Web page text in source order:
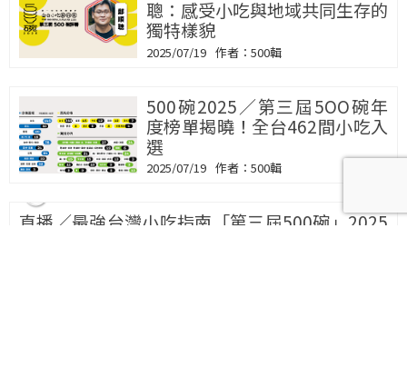
聰：感受小吃與地域共同生存的
獨特樣貌
2025/07/19 500輯
500碗2025／第三屆5OO碗年
度榜單揭曉！全台462間小吃入
選
2025/07/19 500輯
直播／最強台灣小吃指南「第三屆500碗」2025